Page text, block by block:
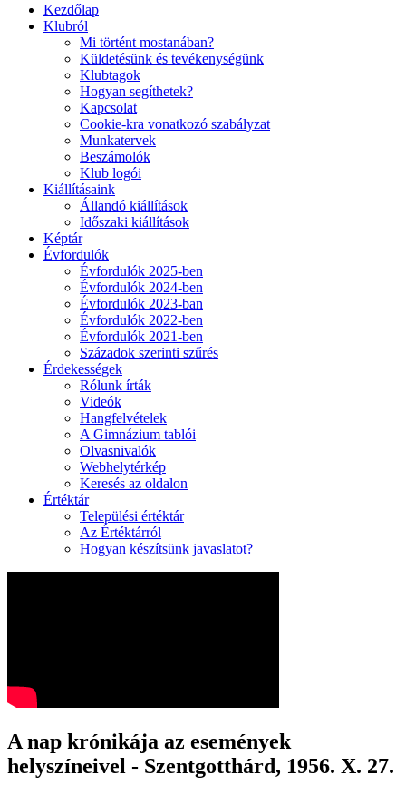
Kezdőlap
Klubról
Mi történt mostanában?
Küldetésünk és tevékenységünk
Klubtagok
Hogyan segíthetek?
Kapcsolat
Cookie-kra vonatkozó szabályzat
Munkatervek
Beszámolók
Klub logói
Kiállításaink
Állandó kiállítások
Időszaki kiállítások
Képtár
Évfordulók
Évfordulók 2025-ben
Évfordulók 2024-ben
Évfordulók 2023-ban
Évfordulók 2022-ben
Évfordulók 2021-ben
Századok szerinti szűrés
Érdekességek
Rólunk írták
Videók
Hangfelvételek
A Gimnázium tablói
Olvasnivalók
Webhelytérkép
Keresés az oldalon
Értéktár
Települési értéktár
Az Értéktárról
Hogyan készítsünk javaslatot?
A nap krónikája az események
helyszíneivel - Szentgotthárd, 1956. X. 27.